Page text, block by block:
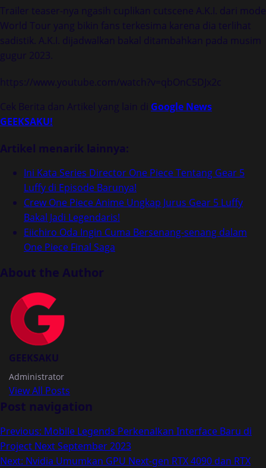
Trailer teaser-nya ngasih cuplikan cutscene A.K.I. dari mode
World Tour yang bikin fans terkesima karena dia terlihat
sadistik. A.K.I. dijadwalkan bakal ditambahkan pada musim
gugur 2023.
https://www.youtube.com/watch?v=qbOnC5DJx2c
Cek Berita dan Artikel yang lain di Google News
GEEKSAKU!
Artikel menarik lainnya:
Ini Kata Series Director One Piece Tentang Gear 5
Luffy di Episode Barunya!
Crew One Piece Anime Ungkap Jurus Gear 5 Luffy
Bakal Jadi Legendaris!
Eiichiro Oda Ingin Cuma Bersenang-senang dalam
One Piece Final Saga
About the Author
GEEKSAKU
Administrator
View All Posts
Post navigation
Previous: Mobile Legends Perkenalkan Interface Baru di
Project Next September 2023
Next: Nvidia Umumkan GPU Next-gen RTX 4090 dan RTX